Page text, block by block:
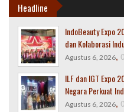
Headline
IndoBeauty Expo
dan Kolaborasi
Agustus 6, 2026, 0
ILF dan IGT Expo
Negara Perkuat
Agustus 6, 2026, 0